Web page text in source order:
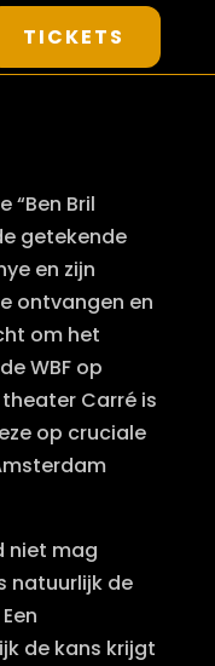
TICKETS
“Ben Bril
getekende
en zijn
ontvangen en
om het
WBF op
Carré is
op cruciale
niet mag
natuurlijk de
de kans krijgt